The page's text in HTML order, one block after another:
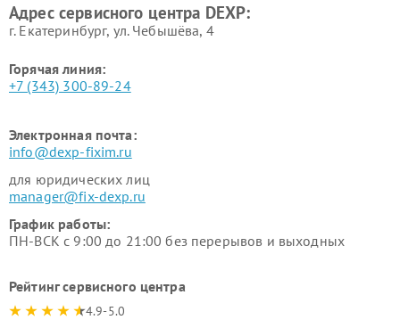
Адрес сервисного центра DEXP:
г. Екатеринбург, ул. Чебышёва, 4
Горячая линия:
+7 (343) 300-89-24
Электронная почта:
info@dexp-fixim.ru
для юридических лиц
manager@fix-dexp.ru
График работы:
ПН-ВСК с 9:00 до 21:00 без перерывов и выходных
Рейтинг сервисного центра
4.9-5.0